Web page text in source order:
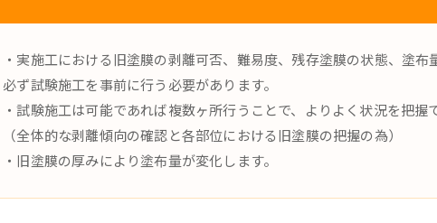
・実施工における旧塗膜の剥離可否、難易度、残存塗膜の状態、塗布
必ず試験施工を事前に行う必要があります。
・試験施工は可能であれば複数ヶ所行うことで、よりよく状況を把握
（全体的な剥離傾向の確認と各部位における旧塗膜の把握の為）
・旧塗膜の厚みにより塗布量が変化します。